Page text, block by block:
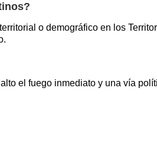
o demográfico en los
el fuego inmediato y una vía